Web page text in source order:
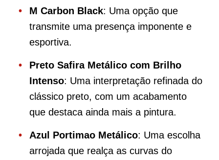
M Carbon Black: Uma opção que
transmite uma presença imponente e
esportiva.
Preto Safira Metálico com Brilho
Intenso: Uma interpretação refinada do
clássico preto, com um acabamento
que destaca ainda mais a pintura.
Azul Portimao Metálico: Uma escolha
arrojada que realça as curvas do